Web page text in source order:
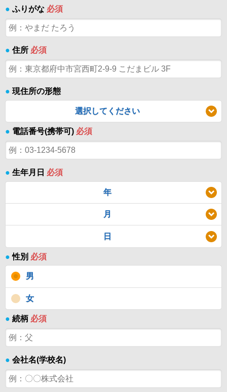
● ふりがな 必須
● 住所 必須
● 現住所の形態
選択してください
● 電話番号(携帯可) 必須
● 生年月日 必須
年
月
日
● 性別 必須
男
女
● 続柄 必須
● 会社名(学校名)